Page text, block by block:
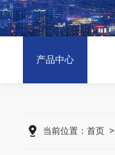
产品中心
当前位置： 首页 >